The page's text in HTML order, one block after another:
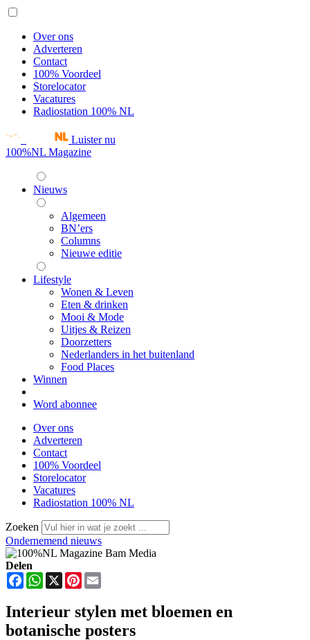
Over ons
Adverteren
Contact
100% Voordeel
Storelocator
Vacatures
Radiostation 100% NL
Luister nu
100%NL Magazine
Nieuws
Algemeen
BN’ers
Columns
Nieuwe editie
Lifestyle
Wonen & Leven
Eten & drinken
Mooi & Mode
Uitjes & Reizen
Doorzetters
Nederlanders in het buitenland
Food Places
Winnen
Word abonnee
Over ons
Adverteren
Contact
100% Voordeel
Storelocator
Vacatures
Radiostation 100% NL
Zoeken
Ondernemend nieuws
Delen
FacebookWhatsApp
X Pinterest
Interieur stylen met bloemen en
botanische posters